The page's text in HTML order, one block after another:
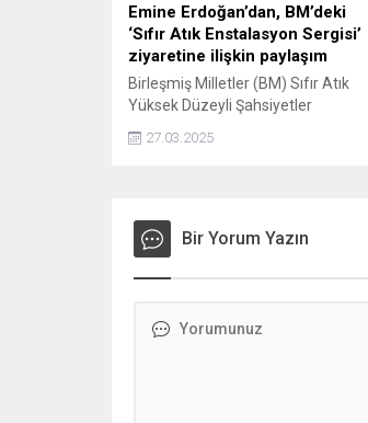
Emine Erdoğan’dan, BM’deki
‘Sıfır Atık Enstalasyon Sergisi’
ziyaretine ilişkin paylaşım
Birleşmiş Milletler (BM) Sıfır Atık
Yüksek Düzeyli Şahsiyetler
Erdoğan, BM'nin bugün 'Moda ve
Etkinliğinde konuşma yapmak
üzere geldiği New York'ta, BM Genel
Merkezi'nde açılan 'Sıfır Atık
ilişkin video paylaştı.
27.03.2025
Bir Yorum Yazın